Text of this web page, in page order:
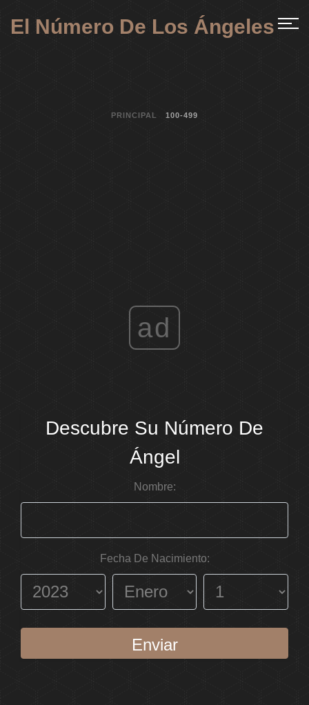
El Número De Los Ángeles
PRINCIPAL 100-499
ad
Descubre Su Número De
Ángel
Nombre:
Fecha De Nacimiento:
Enviar